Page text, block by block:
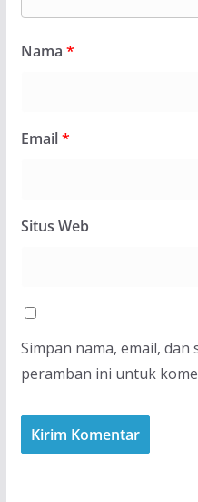
Nama *
Email*
Situs Web
Simpan nama, email, dan
peramban ini untuk